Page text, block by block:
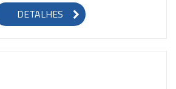
DETALHES
Saiba mais